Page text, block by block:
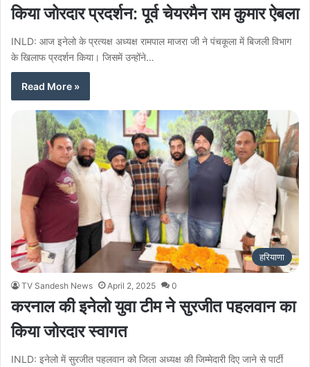
किया जोरदार प्रदर्शन: पूर्व चेयरमैन राम कुमार ऐबला
INLD: आज इनेलो के प्रत्यक्ष अध्यक्ष रामपाल माजरा जी ने पंचकूला में बिजली विभाग
के खिलाफ प्रदर्शन किया। जिसमें उन्होंने…
Read More »
हरियाणा
TV Sandesh News April 2, 2025 0
करनाल की इनेलो युवा टीम ने सुरजीत पहलवान का
किया जोरदार स्वागत
INLD: इनेलो में सुरजीत पहलवान को जिला अध्यक्ष की जिम्मेदारी दिए जाने से पार्टी